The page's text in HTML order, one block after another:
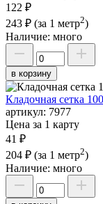
122 ₽
243 ₽ (за 1 метр2)
Наличие: много
в корзину
Кладочная сетка
артикул: 7977
Цена за 1 карту
41 ₽
204 ₽ (за 1 метр2)
Наличие: много